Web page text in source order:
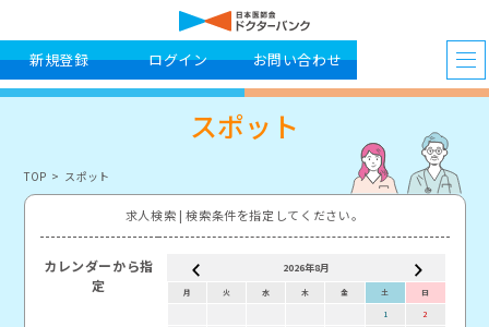
新規登録 ログイン お問い合わせ
スポット
TOP スポット
求人検索 | 検索条件を指定してください。
カレンダーから指
定
2026年8月
月 火 水 木 金 土
日
1
2